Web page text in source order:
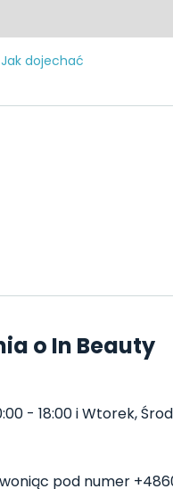
Jak dojechać
o In Beauty
- 18:00 i Wtorek,
pod numer